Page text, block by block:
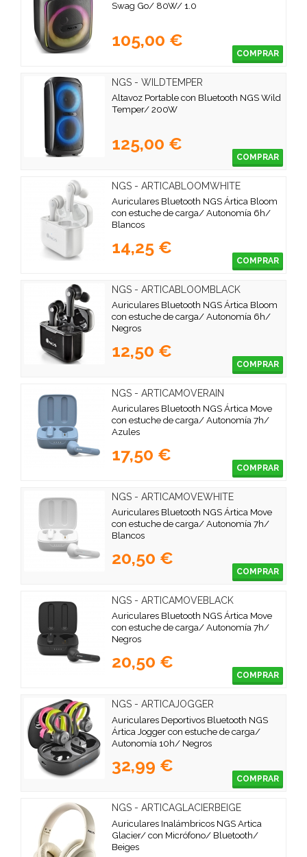
Swag Go/ 80W/ 1.0
105,00 €
COMPRAR
NGS - WILDTEMPER
Altavoz Portable con Bluetooth NGS Wild
Temper/ 200W
125,00 €
COMPRAR
NGS - ARTICABLOOMWHITE
Auriculares Bluetooth NGS Ártica Bloom
con estuche de carga/ Autonomía 6h/
Blancos
14,25 €
COMPRAR
NGS - ARTICABLOOMBLACK
Auriculares Bluetooth NGS Ártica Bloom
con estuche de carga/ Autonomía 6h/
Negros
12,50 €
COMPRAR
NGS - ARTICAMOVERAIN
Auriculares Bluetooth NGS Ártica Move
con estuche de carga/ Autonomía 7h/
Azules
17,50 €
COMPRAR
NGS - ARTICAMOVEWHITE
Auriculares Bluetooth NGS Ártica Move
con estuche de carga/ Autonomía 7h/
Blancos
20,50 €
COMPRAR
NGS - ARTICAMOVEBLACK
Auriculares Bluetooth NGS Ártica Move
con estuche de carga/ Autonomía 7h/
Negros
20,50 €
COMPRAR
NGS - ARTICAJOGGER
Auriculares Deportivos Bluetooth NGS
Ártica Jogger con estuche de carga/
Autonomía 10h/ Negros
32,99 €
COMPRAR
NGS - ARTICAGLACIERBEIGE
Auriculares Inalámbricos NGS Artica
Glacier/ con Micrófono/ Bluetooth/
Beiges